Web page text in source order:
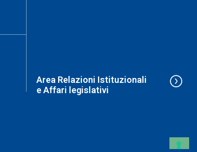
Area Relazioni Istituzionali
e Affari legislativi